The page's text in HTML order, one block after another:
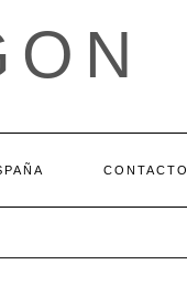
CONTACTO